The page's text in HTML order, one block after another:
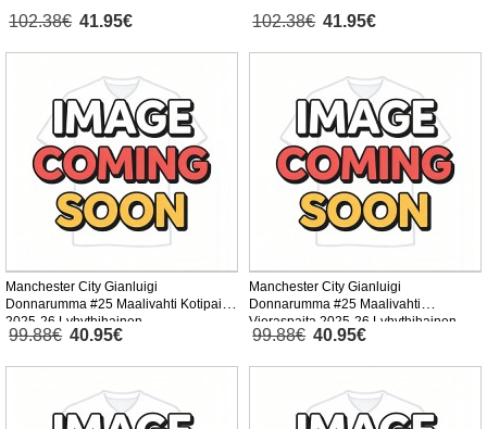
102.38€ 41.95€ 102.38€ 41.95€
Manchester City Gianluigi
Donnarumma #25 Maalivahti Kotipaita
2025-26 Lyhythihainen
99.88€ 40.95€
Manchester City Gianluigi
Donnarumma #25 Maalivahti
Vieraspaita 2025-26 Lyhythihainen
99.88€ 40.95€